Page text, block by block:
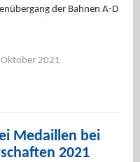
der Bahnen A-D
2021
Medaillen bei
2021